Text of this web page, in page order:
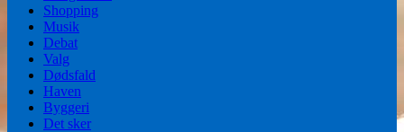
Shopping
Musik
Debat
Valg
Dødsfald
Haven
Byggeri
Det sker